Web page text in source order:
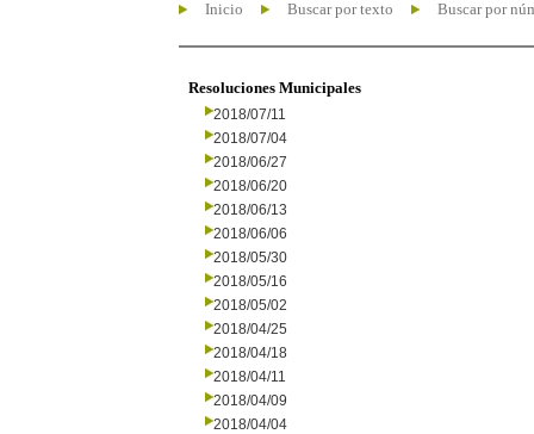
Inicio Buscar por texto Buscar por
Resoluciones Municipales
2018/07/11
2018/07/04
2018/06/27
2018/06/20
2018/06/13
2018/06/06
2018/05/30
2018/05/16
2018/05/02
2018/04/25
2018/04/18
2018/04/11
2018/04/09
2018/04/04